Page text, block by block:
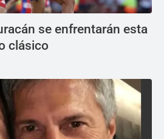
se enfrentarán esta
clásico